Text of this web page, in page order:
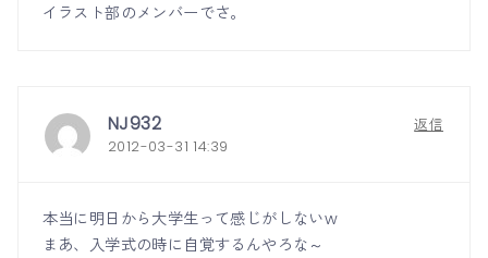
イラスト部のメンバーでさ。
NJ932
2012-03-31 14:39
返信
本当に明日から大学生って感じがしないw
まあ、入学式の時に自覚するんやろな～